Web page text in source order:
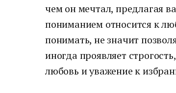
чем он мечтал, предлагая
пониманием относится к
понимать, не значит
иногда проявляет
любовь и уважение к